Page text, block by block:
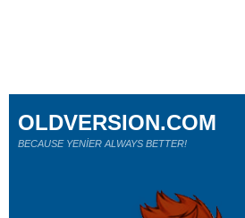
OLDVERSION.COM
BECAUSE YENİER ALWAYS BETTER!